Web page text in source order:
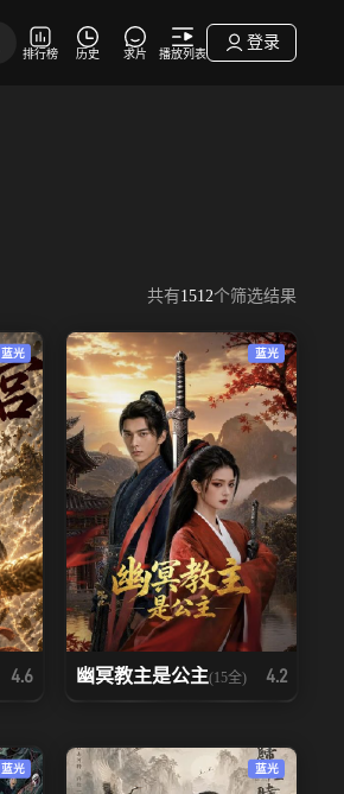
排行榜 历史 求片 播放列表
登录
共有1512个筛选结果
蓝光
4.6
蓝光
幽冥教主是公主(15全) 4.2
蓝光 蓝光